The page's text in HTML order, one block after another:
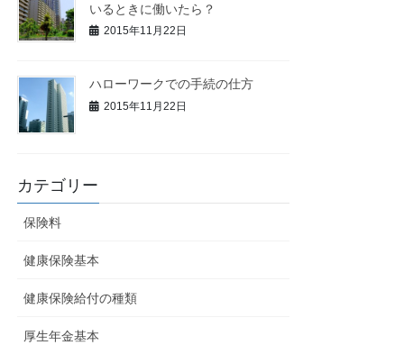
いるときに働いたら？
2015年11月22日
ハローワークでの手続の仕方
2015年11月22日
カテゴリー
保険料
健康保険基本
健康保険給付の種類
厚生年金基本